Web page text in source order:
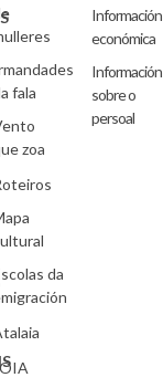
fala
zoa
da
Información
económica
Información
sobre o
persoal